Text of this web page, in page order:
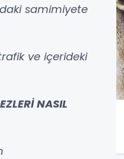
samimiyete
ve içerideki
NASIL